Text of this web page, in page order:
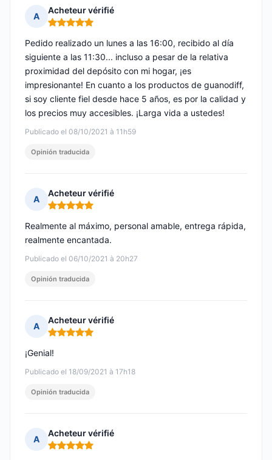
A
Acheteur vérifié
Nota: 5 de 5
Publicado el 08/10/2021 à 11h59
Pedido realizado un lunes a las 16:00, recibido al día
siguiente a las 11:30... incluso a pesar de la relativa
proximidad del depósito con mi hogar, ¡es
impresionante! En cuanto a los productos de guanodiff,
si soy cliente fiel desde hace 5 años, es por la calidad y
los precios muy accesibles. ¡Larga vida a ustedes!
Opinión traducida
A
Acheteur vérifié
Nota: 5 de 5
Publicado el 06/10/2021 à 20h27
Realmente al máximo, personal amable, entrega rápida,
realmente encantada.
Opinión traducida
A
Acheteur vérifié
Nota: 5 de 5
Publicado el 18/09/2021 à 17h18
¡Genial!
Opinión traducida
A
Acheteur vérifié
Nota: 5 de 5